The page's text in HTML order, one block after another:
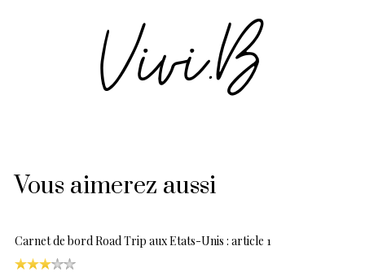
Vous aimerez aussi
Carnet de bord Road Trip aux Etats-Unis : article 1